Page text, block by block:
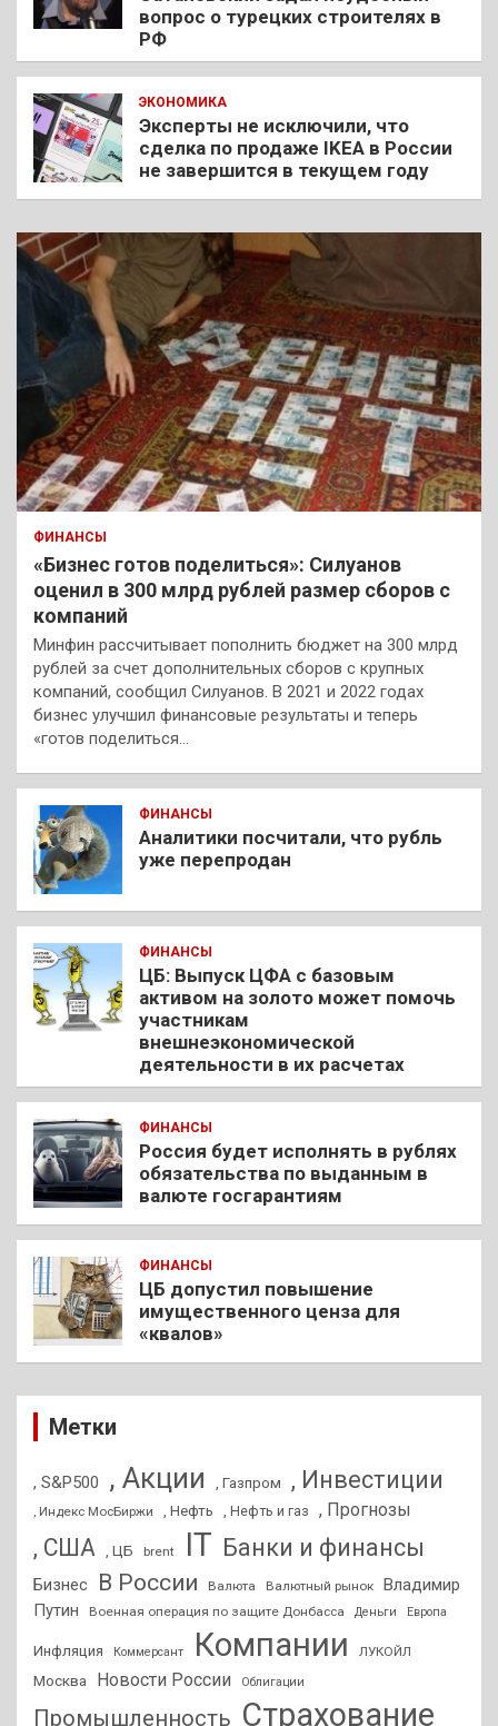
вопрос о турецких строителях в
РФ
ЭКОНОМИКА
Эксперты не исключили, что
сделка по продаже IKEA в России
не завершится в текущем году
ФИНАНСЫ
«Бизнес готов поделиться»: Силуанов
оценил в 300 млрд рублей размер сборов с
компаний
Минфин рассчитывает пополнить бюджет на 300 млрд
рублей за счет дополнительных сборов с крупных
компаний, сообщил Силуанов. В 2021 и 2022 годах
бизнес улучшил финансовые результаты и теперь
«готов поделиться…
ФИНАНСЫ
Аналитики посчитали, что рубль
уже перепродан
ФИНАНСЫ
ЦБ: Выпуск ЦФА с базовым
активом на золото может помочь
участникам
внешнеэкономической
деятельности в их расчетах
ФИНАНСЫ
Россия будет исполнять в рублях
обязательства по выданным в
валюте госгарантиям
ФИНАНСЫ
ЦБ допустил повышение
имущественного ценза для
«квалов»
Метки
, S&P500 , Акции , Газпром , Инвестиции
, Индекс МосБиржи , Нефть , Нефть и газ , Прогнозы
, США , ЦБ brent IT Банки и финансы
Бизнес В России Валюта Валютный рынок
Владимир
Путин
Военная операция по защите Донбасса Деньги Европа
Инфляция Коммерсант Компании ЛУКОЙЛ
Москва Новости России Облигации
Промышленность Страхование